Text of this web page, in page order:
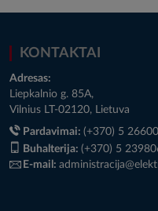
KONTAKTAI
Adresas:
Liepkalnio g. 85A,
Vilnius LT-02120, Lietuva
Pardavimai: (+370) 5
Buhalterija: (+370) 5
E-mail: